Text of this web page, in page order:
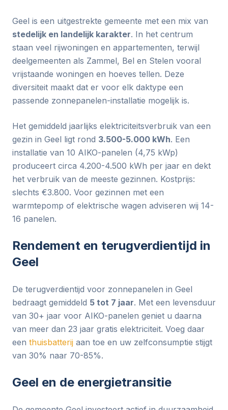
Geel is een uitgestrekte gemeente met een mix van
stedelijk en landelijk karakter. In het centrum
staan veel rijwoningen en appartementen, terwijl
deelgemeenten als Zammel, Bel en Stelen vooral
vrijstaande woningen en hoeves tellen. Deze
diversiteit maakt dat er voor elk daktype een
passende zonnepanelen-installatie mogelijk is.
Het gemiddeld jaarlijks elektriciteitsverbruik van een
gezin in Geel ligt rond 3.500-5.000 kWh. Een
installatie van 10 AIKO-panelen (4,75 kWp)
produceert circa 4.200-4.500 kWh per jaar en dekt
het verbruik van de meeste gezinnen. Kostprijs:
slechts €3.800. Voor gezinnen met een
warmtepomp of elektrische wagen adviseren wij 14-
16 panelen.
Rendement en terugverdientijd in
Geel
De terugverdientijd voor zonnepanelen in Geel
bedraagt gemiddeld 5 tot 7 jaar. Met een levensduur
van 30+ jaar voor AIKO-panelen geniet u daarna
van meer dan 23 jaar gratis elektriciteit. Voeg daar
een thuisbatterij aan toe en uw zelfconsumptie stijgt
van 30% naar 70-85%.
Geel en de energietransitie